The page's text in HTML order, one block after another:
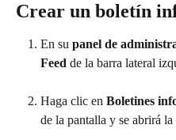
Crear un boletín
En su panel de
Feed de la barra lateral
Haga clic en Boletines
de la pantalla y se abrirá